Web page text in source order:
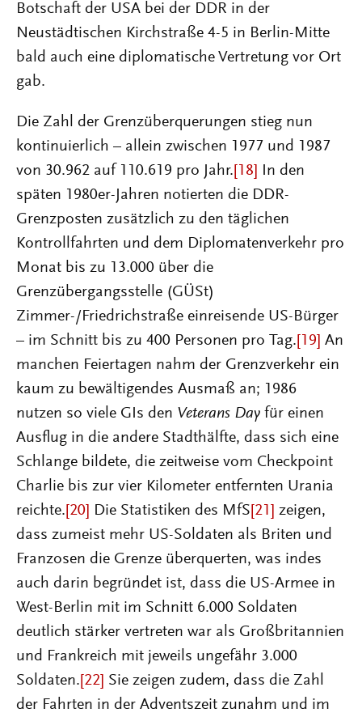
Botschaft der USA bei der DDR in der
Neustädtischen Kirchstraße 4-5 in Berlin-Mitte
bald auch eine diplomatische Vertretung vor Ort
gab.
Die Zahl der Grenzüberquerungen stieg nun
kontinuierlich – allein zwischen 1977 und 1987
von 30.962 auf 110.619 pro Jahr. [18]
In den
späten 1980er-Jahren notierten die DDR-
Grenzposten zusätzlich zu den täglichen
Kontrollfahrten und dem Diplomatenverkehr pro
Monat bis zu 13.000 über die
Grenzübergangsstelle (GÜSt)
Zimmer-/Friedrichstraße einreisende US-Bürger
– im Schnitt bis zu 400 Personen pro Tag. [19] An
manchen Feiertagen nahm der Grenzverkehr ein
kaum zu bewältigendes Ausmaß an; 1986
nutzen so viele GIs den Veterans Day für einen
Ausflug in die andere Stadthälfte, dass sich eine
Schlange bildete, die zeitweise vom Checkpoint
Charlie bis zur vier Kilometer entfernten Urania
reichte. [20] Die Statistiken des MfS [21]
zeigen,
dass zumeist mehr US-Soldaten als Briten und
Franzosen die Grenze überquerten, was indes
auch darin begründet ist, dass die US-Armee in
West-Berlin mit im Schnitt 6.000 Soldaten
deutlich stärker vertreten war als Großbritannien
und Frankreich mit jeweils ungefähr 3.000
Soldaten. [22] Sie zeigen zudem, dass die Zahl
der Fahrten in der Adventszeit zunahm und im